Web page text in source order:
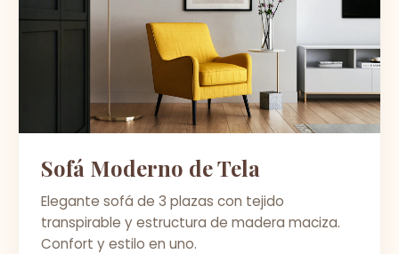
Sofá Moderno de Tela
Elegante sofá de 3 plazas con tejido
transpirable y estructura de madera maciza.
Confort y estilo en uno.